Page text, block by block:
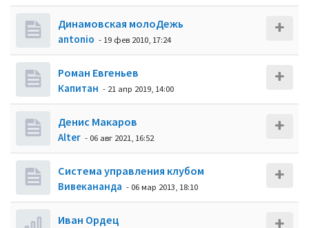
Динамовская молоДежь
antonio - 19 фев 2010, 17:24
Роман Евгеньев
Кaпитaн - 21 апр 2019, 14:00
Денис Макаров
Alter - 06 авг 2021, 16:52
Система управления клубом
Вивекананда - 06 мар 2013, 18:10
Иван Ордец